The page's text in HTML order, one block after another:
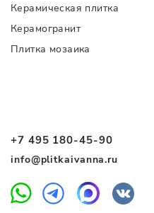
+7 495 180-45-90
info@plitkaivanna.ru
Керамическая плитка
Керамогранит
Плитка мозаика